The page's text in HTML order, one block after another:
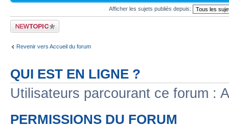
Afficher les sujets publiés depuis:
Publier un nouveau
sujet
Revenir vers Accueil du forum
QUI EST EN LIGNE ?
Utilisateurs parcourant ce forum :
PERMISSIONS DU FORUM